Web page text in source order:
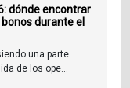
dónde encontrar
durante el
una parte
de los ope...